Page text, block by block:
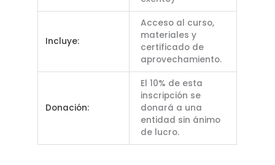
Incluye:
Acceso al curso,
materiales y
certificado de
aprovechamiento.
Donación:
El 10% de esta
inscripción se
donará a una
entidad sin ánimo
de lucro.